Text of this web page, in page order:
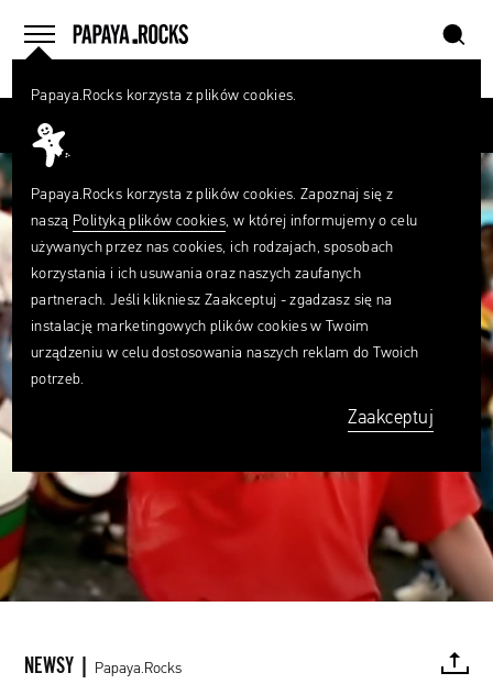
menu
home szukaj
NEWSY | Papaya.Rocks
Papaya.Rocks korzysta z plików cookies.
Papaya.Rocks korzysta z plików cookies. Zapoznaj się z
naszą Polityką plików cookies, w której informujemy o celu
używanych przez nas cookies, ich rodzajach, sposobach
korzystania i ich usuwania oraz naszych zaufanych
partnerach. Jeśli klikniesz Zaakceptuj - zgadzasz się na
instalację marketingowych plików cookies w Twoim
urządzeniu w celu dostosowania naszych reklam do Twoich
potrzeb.
Zaakceptuj
Czego
szukasz?